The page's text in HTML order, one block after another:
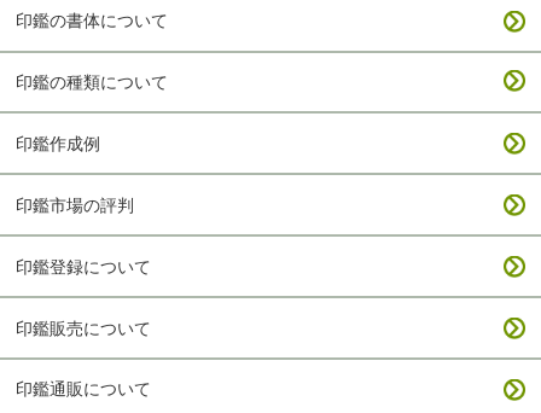
印鑑の書体について
印鑑の種類について
印鑑作成例
印鑑市場の評判
印鑑登録について
印鑑販売について
印鑑通販について